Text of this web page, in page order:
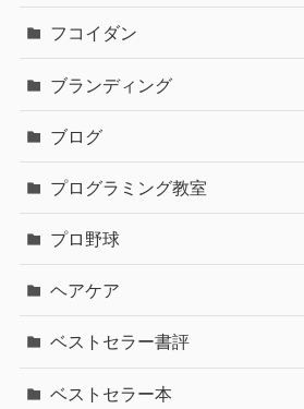
フコイダン
ブランディング
ブログ
プログラミング教室
プロ野球
ヘアケア
ベストセラー書評
ベストセラー本